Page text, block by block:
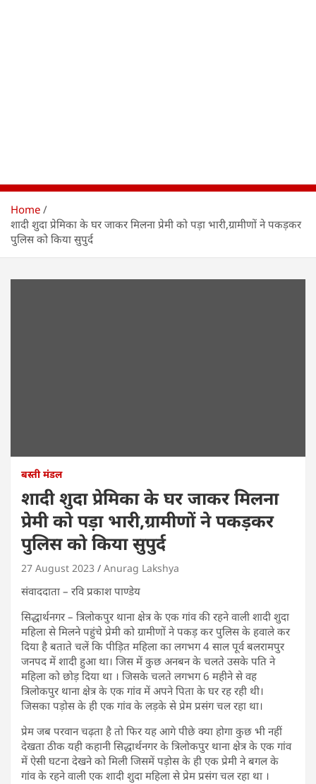
Home
शादी शुदा प्रेमिका के घर जाकर मिलना प्रेमी को पड़ा भारी,ग्रामीणों ने पकड़कर
पुलिस को किया सुपुर्द
बस्ती मंडल
शादी शुदा प्रेमिका के घर जाकर मिलना
प्रेमी को पड़ा भारी,ग्रामीणों ने पकड़कर
पुलिस को किया सुपुर्द
27 August 2023 Anurag Lakshya
संवाददाता – रवि प्रकाश पाण्डेय
सिद्धार्थनगर – त्रिलोकपुर थाना क्षेत्र के एक गांव की रहने वाली शादी शुदा
महिला से मिलने पहुंचे प्रेमी को ग्रामीणों ने पकड़ कर पुलिस के हवाले कर
दिया है बताते चलें कि पीड़ित महिला का लगभग 4 साल पूर्व बलरामपुर
जनपद में शादी हुआ था। जिस में कुछ अनबन के चलते उसके पति ने
महिला को छोड़ दिया था । जिसके चलते लगभग 6 महीने से वह
त्रिलोकपुर थाना क्षेत्र के एक गांव में अपने पिता के घर रह रही थी।
जिसका पड़ोस के ही एक गांव के लड़के से प्रेम प्रसंग चल रहा था।
प्रेम जब परवान चढ़ता है तो फिर यह आगे पीछे क्या होगा कुछ भी नहीं
देखता ठीक यही कहानी सिद्धार्थनगर के त्रिलोकपुर थाना क्षेत्र के एक गांव
में ऐसी घटना देखने को मिली जिसमें पड़ोस के ही एक प्रेमी ने बगल के
गांव के रहने वाली एक शादी शुदा महिला से प्रेम प्रसंग चल रहा था ।